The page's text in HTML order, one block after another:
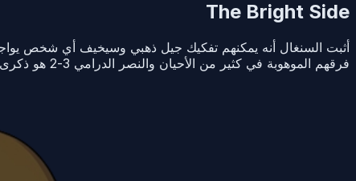
The Bright Side
أثبت السنغال أنه يمكنهم تفكيك جيل ذهبي وسيخيف أي شخص
فرقهم الموهوبة في كثير من الأحيان والنصر الدرامي 3-2 هو ذكرى سيعاد تشغيلها من قبل المحايدين لسنوات.